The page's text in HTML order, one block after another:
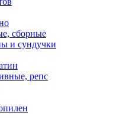
сборные
и сундучки
репс